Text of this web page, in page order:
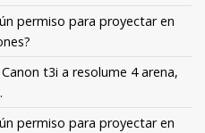
permiso para proyectar en
t3i a resolume 4 arena,
permiso para proyectar en